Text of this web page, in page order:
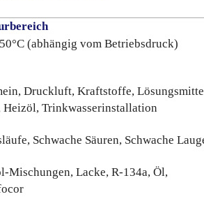
(abhängig vom Betriebsdruck)
Druckluft, Kraftstoffe,
Heizöl, Trinkwasserinstallation
Schwache Säuren, Schwache
Mischungen, Lacke, R-134a, Öl,